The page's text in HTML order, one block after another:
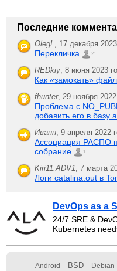
Последние
OlegL, 17 декабря
Перекличка 21
REDkiy, 8 июня 2023
Как «замокать»
fhunter, 29 ноября
Проблема с
добавить его в базу
Иванн, 9 апреля 2022
Ассоциация РАСПО
собрание
1
Kiri11.ADV1, 7 марта
Логи catalina.out в
DevOps as a
24/7 SRE &
Kubernetes
Android BSD Debian